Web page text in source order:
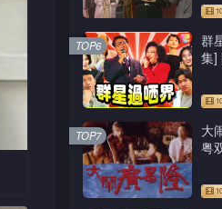
群
集]
TOP6
大
粤
TOP7